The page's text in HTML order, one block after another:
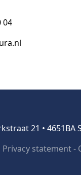
04
21 • 4651BA
Privacy statement-